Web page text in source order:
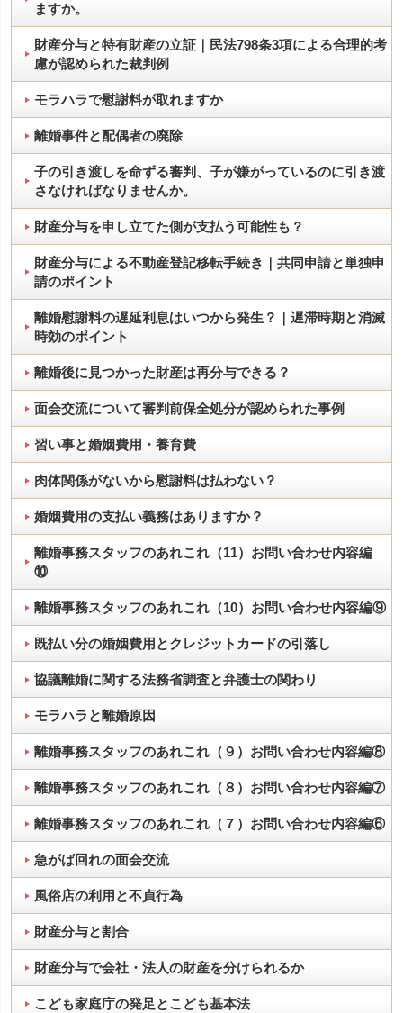
ますか。
財産分与と特有財産の立証｜民法798条3項による合理的考
慮が認められた裁判例
モラハラで慰謝料が取れますか
離婚事件と配偶者の廃除
子の引き渡しを命ずる審判、子が嫌がっているのに引き渡
さなければなりませんか。
財産分与を申し立てた側が支払う可能性も？
財産分与による不動産登記移転手続き｜共同申請と単独申
請のポイント
離婚慰謝料の遅延利息はいつから発生？｜遅滞時期と消滅
時効のポイント
離婚後に見つかった財産は再分与できる？
面会交流について審判前保全処分が認められた事例
習い事と婚姻費用・養育費
肉体関係がないから慰謝料は払わない？
婚姻費用の支払い義務はありますか？
離婚事務スタッフのあれこれ（11）お問い合わせ内容編
⑩
離婚事務スタッフのあれこれ（10）お問い合わせ内容編⑨
既払い分の婚姻費用とクレジットカードの引落し
協議離婚に関する法務省調査と弁護士の関わり
モラハラと離婚原因
離婚事務スタッフのあれこれ（９）お問い合わせ内容編⑧
離婚事務スタッフのあれこれ（８）お問い合わせ内容編⑦
離婚事務スタッフのあれこれ（７）お問い合わせ内容編⑥
急がば回れの面会交流
風俗店の利用と不貞行為
財産分与と割合
財産分与で会社・法人の財産を分けられるか
こども家庭庁の発足とこども基本法